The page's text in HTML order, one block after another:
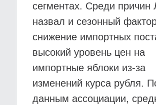
сегментах. Среди причин
назвал и сезонный
снижение импортных
высокий уровень цен на
импортные яблоки из-за
изменений курса рубля.
данным ассоциации,